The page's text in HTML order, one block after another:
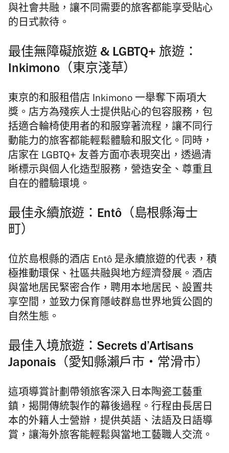
與社會共融，讓不同需要的旅客都能享受貼心
的日式款待。
最佳無障礙旅遊 & LGBTQ+ 旅遊：
Inkimono（東京淺草）
東京的和服租借店 Inkimono 一舉奪下兩項大
獎。店方為殘疾人士提供貼心的包容服務，包
括適合輪椅使用者的和服穿著流程，讓不同行
動能力的旅客都能輕鬆體驗和服文化。同時，
店家在 LGBTQ+ 友善方面亦表現突出，透過清
晰標示與個人化造型服務，營造安全、尊重且
自在的體驗環境。
最佳永續旅遊：Entô（島根縣海士
町）
位於島根縣的酒店 Entô 是永續旅遊的代表，積
極推動環保、社區共融與地方經濟發展。酒店
與當地居民緊密合作，聘用本地居民、設置共
享空間，並致力保育隱岐群島世界地質公園的
自然生態。
最佳入境旅遊：Secrets d’Artisans
Japonais（愛知縣瀨戶市・常滑市）
這項導賞計劃帶領旅客深入日本陶瓷工藝重
鎮，揭開傳統製作的幕後過程。行程由長居日
本的外籍人士營辦，提供英語、法語及日語導
賞，讓海外旅客能輕鬆與當地工藝職人交流。